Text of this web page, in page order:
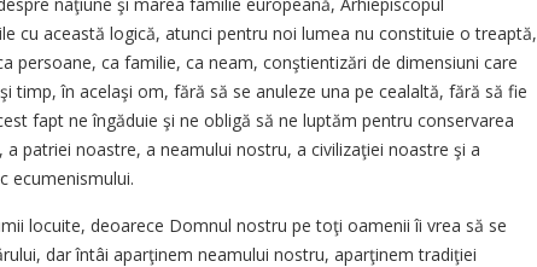
cu această logică, atunci pentru noi lumea nu constituie o treaptă,
persoane, ca familie, ca neam, conştientizări de dimensiuni care
timp, în acelaşi om, fără să se anuleze una pe cealaltă, fără să fie
fapt ne îngăduie şi ne obligă să ne luptăm pentru conservarea
patriei noastre, a neamului nostru, a civilizaţiei noastre şi a
ecumenismului.
locuite, deoarece Domnul nostru pe toţi oamenii îi vrea să se
dar întâi aparţinem neamului nostru, aparţinem tradiţiei